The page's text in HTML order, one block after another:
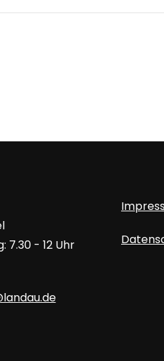
7.30 - 12 Uhr